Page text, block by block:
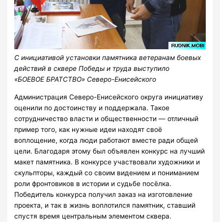
С инициативой установки памятника ветеранам боевых
действий в сквере Победы и труда выступило
«БОЕВОЕ БРАТСТВО» Северо-Енисейского
Администрация Северо-Енисейского округа инициативу
оценили по достоинству и поддержала. Такое
сотрудничество власти и общественности — отличный
пример того, как нужные идеи находят своё
воплощение, когда люди работают вместе ради общей
цели. Благодаря этому был объявлен конкурс на лучший
макет памятника. В конкурсе участвовали художники и
скульпторы, каждый со своим видением и пониманием
роли фронтовиков в истории и судьбе посёлка.
Победитель конкурса получил заказ на изготовление
проекта, и так в жизнь воплотился памятник, ставший
спустя время центральным элементом сквера.